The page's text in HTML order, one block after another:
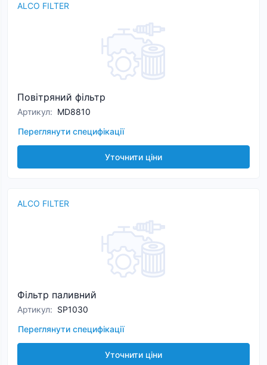
ALCO FILTER
Повітряний фільтр
Артикул: MD8810
Переглянути специфікації
Уточнити ціни
ALCO FILTER
Фільтр паливний
Артикул: SP1030
Переглянути специфікації
Уточнити ціни